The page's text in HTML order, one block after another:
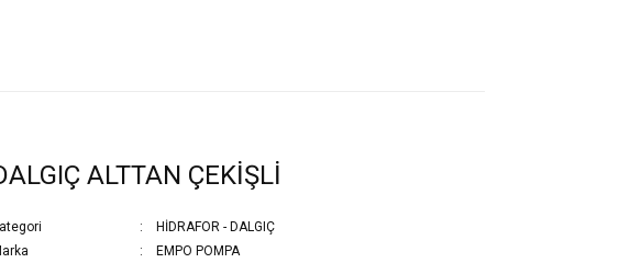
ALTTAN ÇEKİŞLİ
HİDRAFOR - DALGIÇ
EMPO POMPA